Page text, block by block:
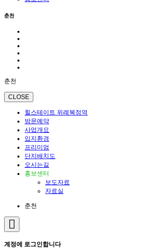
춘천
춘천
CLOSE
힐스테이트 위례복정역
방문예약
사업개요
입지환경
프리미엄
단지배치도
오시는길
홍보센터
보도자료
자료실
춘천
계정에 로그인합니다